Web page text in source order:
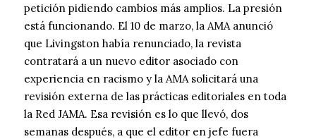
petición pidiendo cambios más amplios. La presión
está funcionando. El 10 de marzo, la AMA anunció
que Livingston había renunciado, la revista
contratará a un nuevo editor asociado con
experiencia en racismo y la AMA solicitará una
revisión externa de las prácticas editoriales en toda
la Red JAMA. Esa revisión es lo que llevó, dos
semanas después, a que el editor en jefe fuera